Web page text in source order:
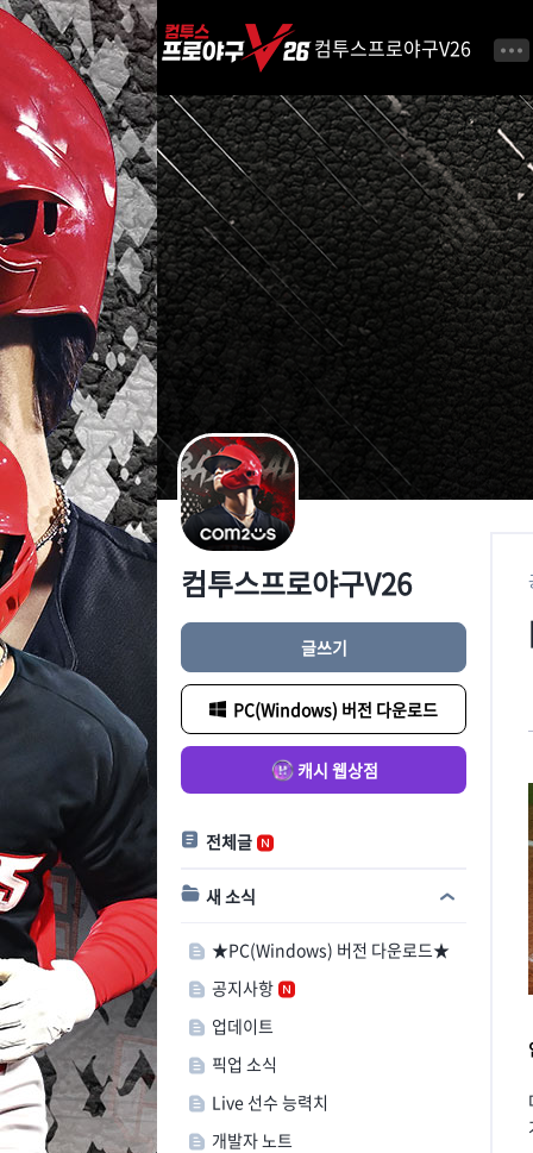
i
p
C
o
n
t
e
n
t
컴투스프로야구V26
컴투스프로야구V26
글쓰기
PC(Windows) 버전 다운로드
캐시 웹상점
전체글
새 소식
★PC(Windows) 버전 다운로드★
공지사항
업데이트
픽업 소식
Live 선수 능력치
개발자 노트